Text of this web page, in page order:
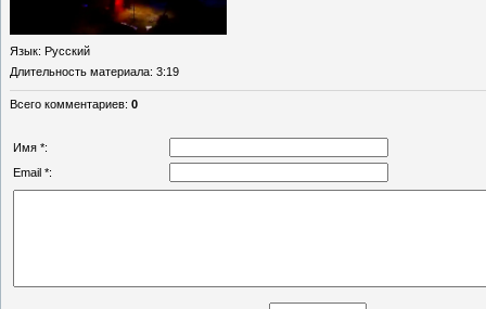
Язык: Русский
Длительность материала: 3:19
Всего комментариев: 0
Имя *:
Email *: